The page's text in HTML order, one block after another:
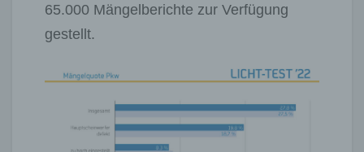
65.000 Mängelberichte zur Verfügung
gestellt.